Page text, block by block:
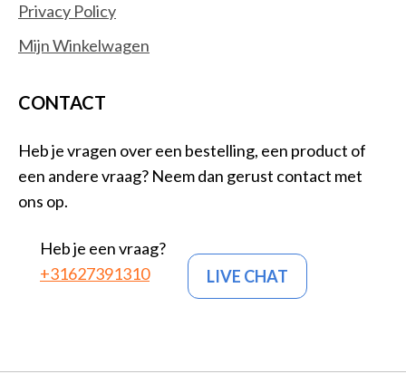
Privacy Policy
Mijn Winkelwagen
CONTACT
Heb je vragen over een bestelling, een product of
een andere vraag? Neem dan gerust contact met
ons op.
Heb je een vraag?
+31627391310
LIVE CHAT